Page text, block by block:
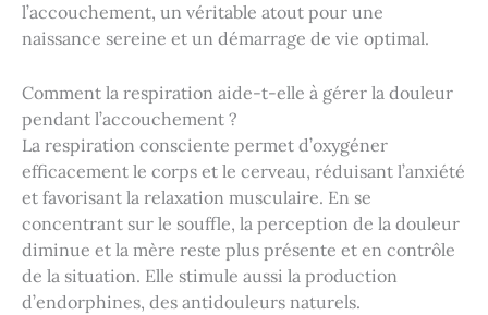
l’accouchement, un véritable atout pour une
naissance sereine et un démarrage de vie optimal.
Comment la respiration aide-t-elle à gérer la douleur
pendant l’accouchement ?
La respiration consciente permet d’oxygéner
efficacement le corps et le cerveau, réduisant l’anxiété
et favorisant la relaxation musculaire. En se
concentrant sur le souffle, la perception de la douleur
diminue et la mère reste plus présente et en contrôle
de la situation. Elle stimule aussi la production
d’endorphines, des antidouleurs naturels.